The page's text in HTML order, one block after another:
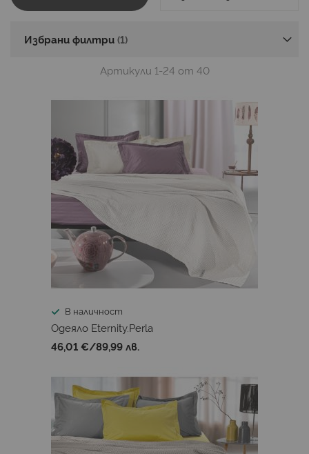
Избрани филтри
Артикули 1-24 от 40
В наличност
Одеяло Eternity.Perla
46,01 €/89,99 лв.